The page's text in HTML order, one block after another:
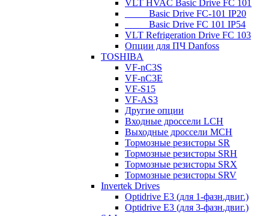
VLT HVAC Basic Drive FC 101
_____Basic Drive FC-101 IP20
_____Basic Drive FC 101 IP54
VLT Refrigeration Drive FC 103
Опции для ПЧ Danfoss
TOSHIBA
VF-nC3S
VF-nC3E
VF-S15
VF-AS3
Другие опции
Входные дроссели LCH
Выходные дроссели MCH
Тормозные резисторы SR
Тормозные резисторы SRH
Тормозные резисторы SRX
Тормозные резисторы SRV
Invertek Drives
Optidrive E3 (для 1-фазн.двиг.)
Optidrive E3 (для 3-фазн.двиг.)